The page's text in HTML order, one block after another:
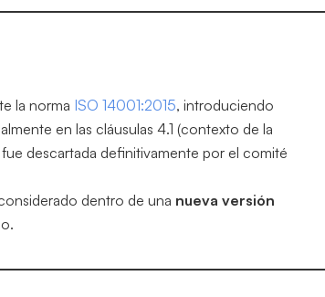
la norma ISO 14001:2015, introduciendo
en las cláusulas 4.1 (contexto de la
descartada definitivamente por el comité
dentro de una nueva versión